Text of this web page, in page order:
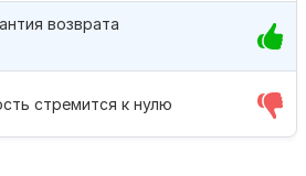
стремится к нулю
возврата